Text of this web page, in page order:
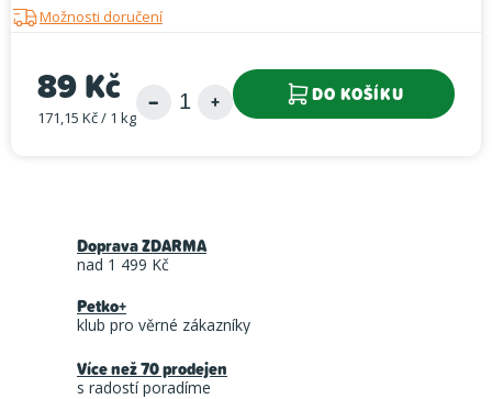
Možnosti doručení
89 Kč
Měrná cena:
171,15 Kč / 1 kg
DO KOŠÍKU
Doprava ZDARMA
nad 1 499 Kč
Petko+
klub pro věrné zákazníky
Více než 70 prodejen
s radostí poradíme